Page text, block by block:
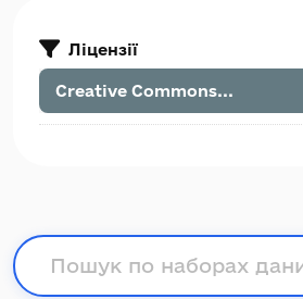
Ліцензії
Creative Commons...